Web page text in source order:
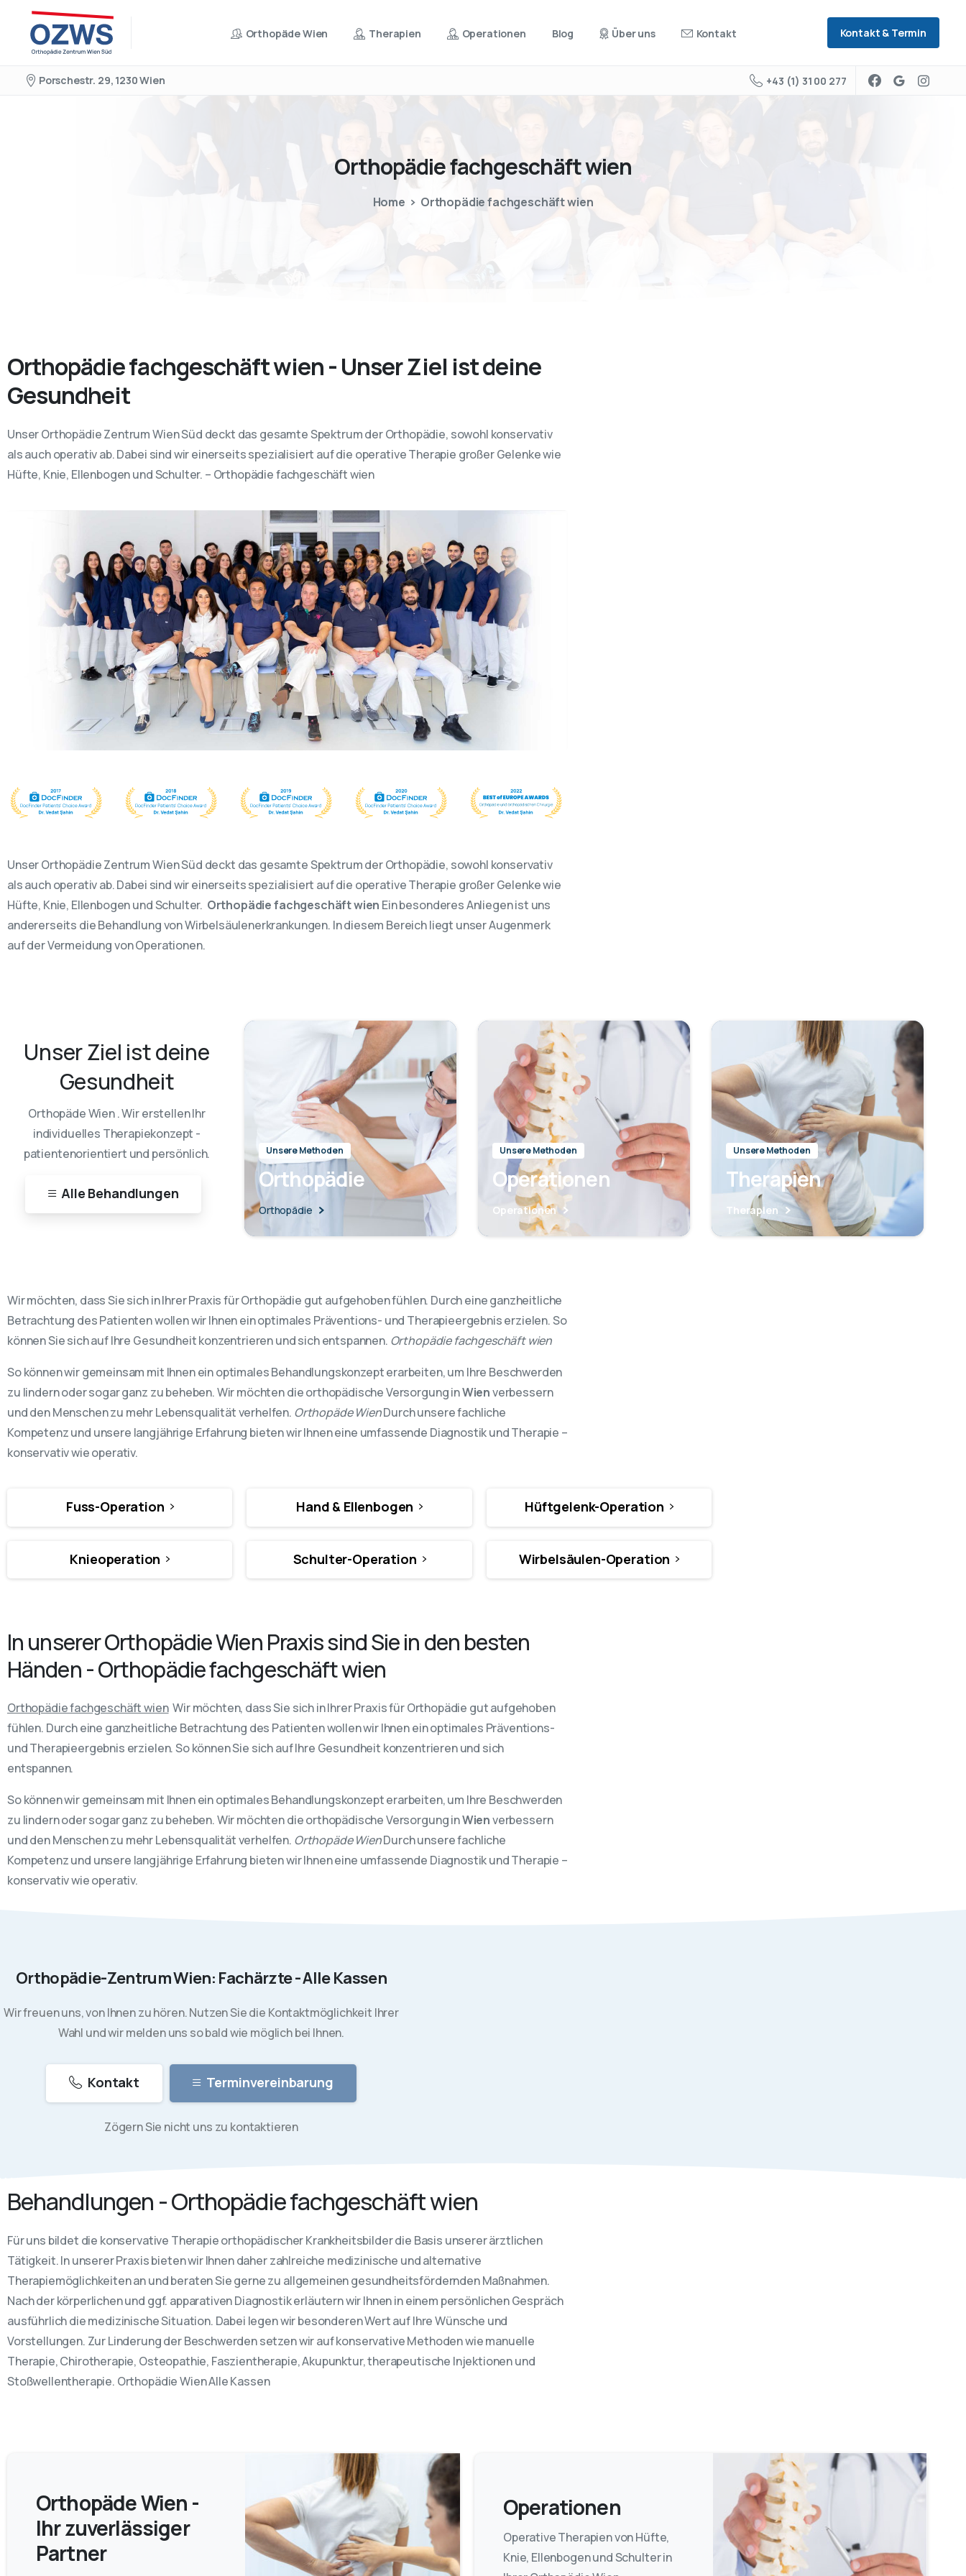
Orthopäde Wien Therapien Operationen Blog Über uns Kontakt Kontakt & Termin
Porschestr. 29, 1230 Wien +43 (1) 31 00 277
Orthopädiefachgeschäftwien
Home Orthopädie fachgeschäft wien
Orthopädie fachgeschäft wien - Unser Ziel ist deine
Gesundheit
Unser Orthopädie Zentrum Wien Süd deckt das gesamte Spektrum der Orthopädie, sowohl konservativ
als auch operativ ab. Dabei sind wir einerseits spezialisiert auf die operative Therapie großer Gelenke wie
Hüfte, Knie, Ellenbogen und Schulter. – Orthopädie fachgeschäft wien
Unser Orthopädie Zentrum Wien Süd deckt das gesamte Spektrum der Orthopädie, sowohl konservativ
als auch operativ ab. Dabei sind wir einerseits spezialisiert auf die operative Therapie großer Gelenke wie
Hüfte, Knie, Ellenbogen und Schulter. Orthopädie fachgeschäft wien Ein besonderes Anliegen ist uns
andererseits die Behandlung von Wirbelsäulenerkrankungen. In diesem Bereich liegt unser Augenmerk
auf der Vermeidung von Operationen.
UnserZiel istdeine
Gesundheit
Orthopäde Wien . Wir erstellen Ihr
individuelles Therapiekonzept -
patientenorientiert und persönlich.
Alle Behandlungen
Unsere Methoden
Orthopädie
Orthopädie
Unsere Methoden
Operationen
Operationen
Unsere Methoden
Therapien
Therapien
Wir möchten, dass Sie sich in Ihrer Praxis für Orthopädie gut aufgehoben fühlen. Durch eine ganzheitliche
Betrachtung des Patienten wollen wir Ihnen ein optimales Präventions- und Therapieergebnis erzielen. So
können Sie sich auf Ihre Gesundheit konzentrieren und sich entspannen. Orthopädie fachgeschäft wien
So können wir gemeinsam mit Ihnen ein optimales Behandlungskonzept erarbeiten, um Ihre Beschwerden
zu lindern oder sogar ganz zu beheben. Wir möchten die orthopädische Versorgung inWienverbessern
und den Menschen zu mehr Lebensqualität verhelfen. Orthopäde WienDurch unsere fachliche
Kompetenz und unsere langjährige Erfahrung bieten wir Ihnen eine umfassende Diagnostik und Therapie –
konservativ wie operativ.
Fuss-Operation
Knieoperation
Hand & Ellenbogen
Schulter-Operation
Hüftgelenk-Operation
Wirbelsäulen-Operation
In unserer Orthopädie Wien Praxis sind Sie in den besten
Händen - Orthopädie fachgeschäft wien
Orthopädie fachgeschäft wienWir möchten, dass Sie sich in Ihrer Praxis für Orthopädie gut aufgehoben
fühlen. Durch eine ganzheitliche Betrachtung des Patienten wollen wir Ihnen ein optimales Präventions-
und Therapieergebnis erzielen. So können Sie sich auf Ihre Gesundheit konzentrieren und sich
entspannen.
So können wir gemeinsam mit Ihnen ein optimales Behandlungskonzept erarbeiten, um Ihre Beschwerden
zu lindern oder sogar ganz zu beheben. Wir möchten die orthopädische Versorgung inWienverbessern
und den Menschen zu mehr Lebensqualität verhelfen. Orthopäde WienDurch unsere fachliche
Kompetenz und unsere langjährige Erfahrung bieten wir Ihnen eine umfassende Diagnostik und Therapie –
konservativ wie operativ.
Orthopädie-Zentrum Wien: Fachärzte - Alle Kassen
Wir freuen uns, von Ihnen zu hören. Nutzen Sie die Kontaktmöglichkeit Ihrer
Wahl und wir melden uns so bald wie möglich bei Ihnen.
Kontakt Terminvereinbarung
Zögern Sie nicht uns zu kontaktieren
Behandlungen - Orthopädie fachgeschäft wien
Für uns bildet die konservative Therapie orthopädischer Krankheitsbilder die Basis unserer ärztlichen
Tätigkeit. In unserer Praxis bieten wir Ihnen daher zahlreiche medizinische und alternative
Therapiemöglichkeiten an und beraten Sie gerne zu allgemeinen gesundheitsfördernden Maßnahmen.
Nach der körperlichen und ggf. apparativen Diagnostik erläutern wir Ihnen in einem persönlichen Gespräch
ausführlich die medizinische Situation. Dabei legen wir besonderen Wert auf Ihre Wünsche und
Vorstellungen. Zur Linderung der Beschwerden setzen wir auf konservative Methoden wie manuelle
Therapie, Chirotherapie, Osteopathie, Faszientherapie, Akupunktur, therapeutische Injektionen und
Stoßwellentherapie. Orthopädie Wien Alle Kassen
Orthopäde Wien -
Ihr zuverlässiger
Partner
Operationen
Operative Therapien von Hüfte,
Knie, Ellenbogen und Schulter in